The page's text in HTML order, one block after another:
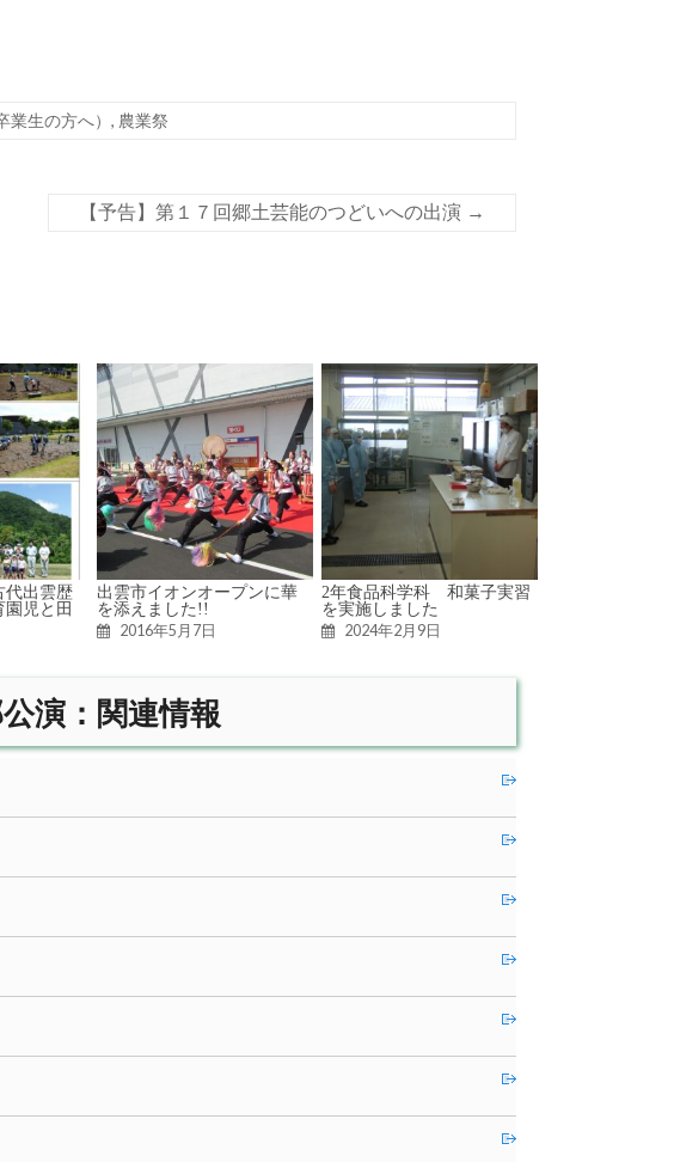
業生の方へ） , 農業祭
【予告】第１７回郷土芸能のつどいへの出演 →
代出雲歴
園児と田
出雲市イオンオープンに華
を添えました!!
2016年5月7日
2年食品科学科 和菓子実習
を実施しました
2024年2月9日
演：関連情報